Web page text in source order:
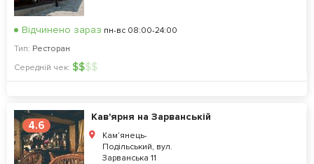
Відчинено зараз пн-вс 08:00-24:00
Тип: Ресторан
Середній чек: $$$$
4.6
Кав'ярня на Зарванській
Кам’янець-
Подільський, вул.
Зарванська 11